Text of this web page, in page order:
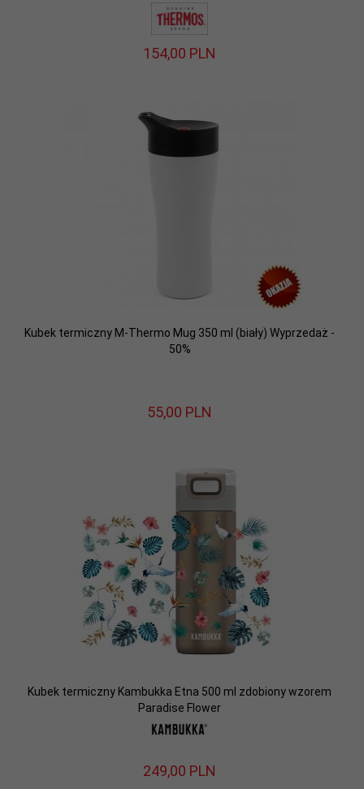
154,00 PLN
Kubek termiczny M-Thermo Mug 350 ml (biały) Wyprzedaż -
50%
55,00 PLN
Kubek termiczny Kambukka Etna 500 ml zdobiony wzorem
Paradise Flower
249,00 PLN